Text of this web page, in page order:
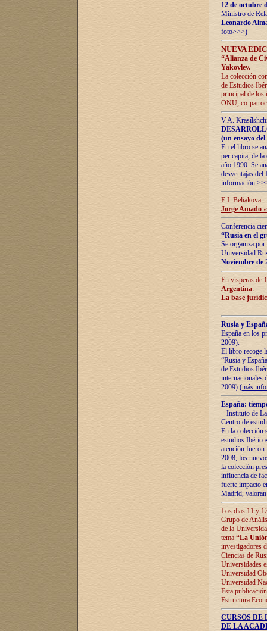
12 de octubre
Ministro de
Leonardo
foto>>>)
NUEVA
“Alianza de
Yakovlev.
La colección
de Estudios
principal de los
ONU, co-
V.A.
(un ensayo
En el libro se
per capita, de
año 1990. Se
desventajas
información
E.I. Beliakova
Jorge Amado
Conferencia
“Rusia en el
Se organiza
Universidad
Noviembre de
En vísperas de
Argentina:
La base
Rusia y
España en los
2009).
El libro recoge
“Rusia y
de Estudios
internacionales
2009) (más
España:
– Instituto de
Centro de
En la colección
estudios
atención
2008, los
la colección
influencia de
fuerte impacto
Madrid,
Los días 11 y
Grupo de
de la
tema “La
investigadores
Ciencias de
Universidades
Universidad
Universidad
Esta
Estructura
CURSOS
DE LA